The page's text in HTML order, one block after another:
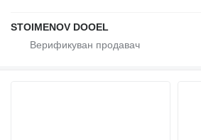
STOIMENOV DOOEL